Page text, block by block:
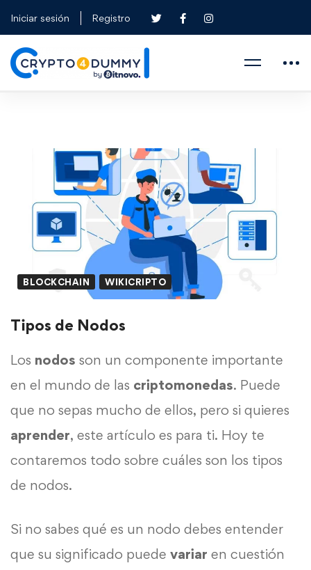
Iniciar sesión Registro
BLOCKCHAIN WIKICRIPTO
Tipos de Nodos
Los nodos son un componente importante
en el mundo de las criptomonedas. Puede
que no sepas mucho de ellos, pero si quieres
aprender, este artículo es para ti. Hoy te
contaremos todo sobre cuáles son los tipos
de nodos.
Si no sabes qué es un nodo debes entender
que su significado puede variar en cuestión